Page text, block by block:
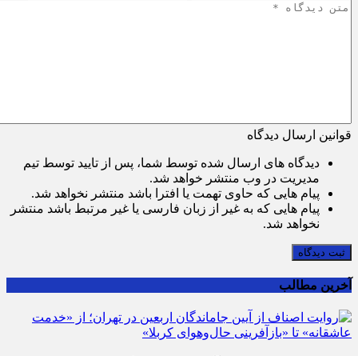
قوانین ارسال دیدگاه
دیدگاه های ارسال شده توسط شما، پس از تایید توسط تیم
مدیریت در وب منتشر خواهد شد.
پیام هایی که حاوی تهمت یا افترا باشد منتشر نخواهد شد.
پیام هایی که به غیر از زبان فارسی یا غیر مرتبط باشد منتشر
نخواهد شد.
ثبت دیدگاه
آخرین مطالب